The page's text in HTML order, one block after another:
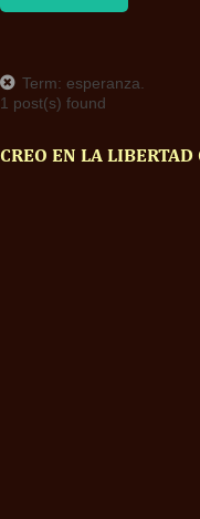
Term: esperanza.
1 post(s) found
CREO EN LA LIBERTAD